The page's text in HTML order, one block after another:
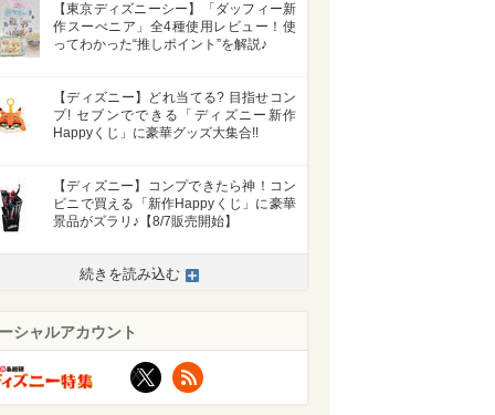
【東京ディズニーシー】「ダッフィー新
作スーべニア」全4種使用レビュー！使
ってわかった“推しポイント”を解説♪
【ディズニー】どれ当てる? 目指せコン
プ! セブンでできる「ディズニー新作
Happyくじ」に豪華グッズ大集合!!
【ディズニー】コンプできたら神！コン
ビニで買える「新作Happyくじ」に豪華
景品がズラリ♪【8/7販売開始】
続きを読み込む
シャルアカウント
X